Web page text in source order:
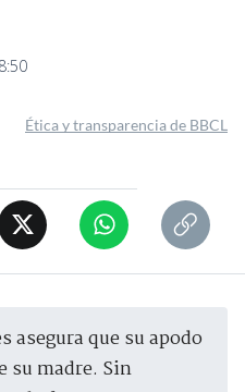
Ética y transparencia de BBCL
su madre. Sin